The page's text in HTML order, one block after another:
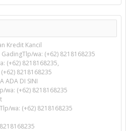
Kredit Kancil
wa: (+62) 8218168235
(+62) 8218168235,
8218168235
ADA DI SINI
wa: (+62) 8218168235
wa: (+62) 8218168235